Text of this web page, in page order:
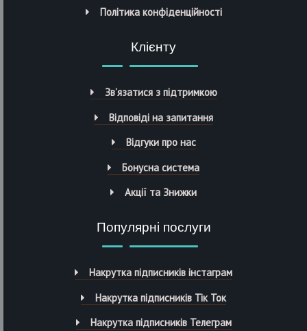
Політика конфіденційності
Клієнту
Зв’язатися з підтримкою
Відповіді на запитання
Відгуки про нас
Бонусна система
Акції та Знижки
Популярні послуги
Накрутка підписників інстаграм
Накрутка підписників Тік Ток
Накрутка підписників Телеграм